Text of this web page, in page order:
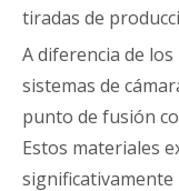
tiradas de
A diferencia de
sistemas de
punto de fusión
Estos materiales
significativamente